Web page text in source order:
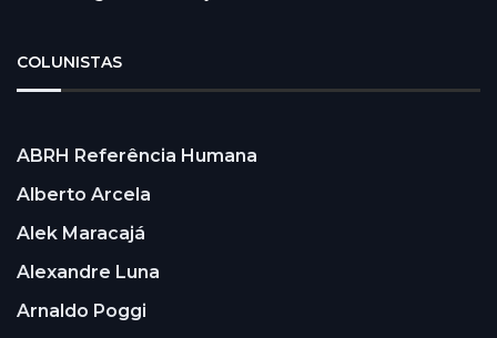
COLUNISTAS
ABRH Referência Humana
Alberto Arcela
Alek Maracajá
Alexandre Luna
Arnaldo Poggi